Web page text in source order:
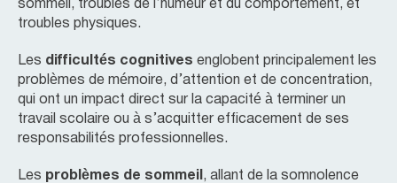
sommeil, troubles de l’humeur et du comportement, et
troubles physiques.
Les difficultés cognitives englobent principalement les
problèmes de mémoire, d’attention et de concentration,
qui ont un impact direct sur la capacité à terminer un
travail scolaire ou à s’acquitter efficacement de ses
responsabilités professionnelles.
Les problèmes de sommeil , allant de la somnolence